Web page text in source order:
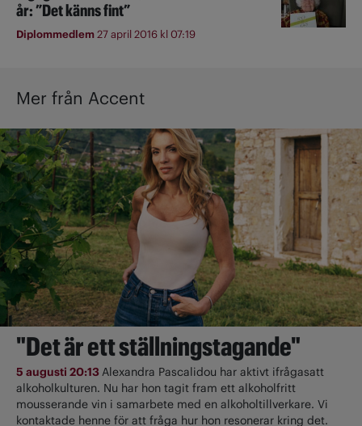
år: ”Det känns fint”
Diplommedlem27 april 2016 kl 07:19
Mer från Accent
"Det är ett ställningstagande"
5 augusti 20:13Alexandra Pascalidou har aktivt ifrågasatt
alkoholkulturen. Nu har hon tagit fram ett alkoholfritt
mousserande vin i samarbete med en alkoholtillverkare. Vi
kontaktade henne för att fråga hur hon resonerar kring det.